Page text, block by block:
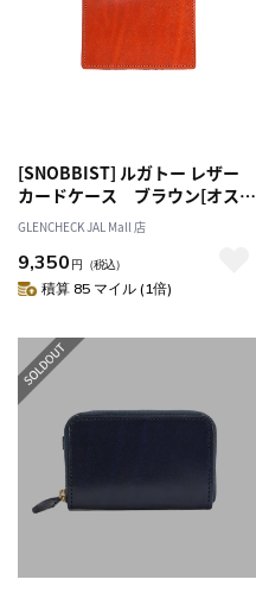
[SNOBBIST] ルガトー レザー
カードケース ブラウン[オスス
メ対象]
GLENCHECK JAL Mall 店
9,350 円 （税込）
積算 85 マイル (1倍)